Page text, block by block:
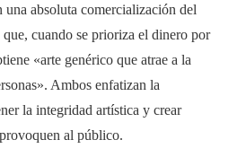
una absoluta comercialización del
cuando se prioriza el dinero por
«arte genérico que atrae a la
Ambos enfatizan la
la integridad artística y crear
al público.